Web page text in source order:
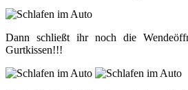
Dann schließt ihr noch die
Gurtkissen!!!